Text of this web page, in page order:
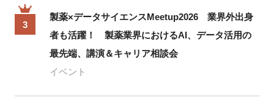
3
製薬×データサイエンスMeetup2026 業界外出身
者も活躍！ 製薬業界におけるAI、データ活用の
最先端、講演＆キャリア相談会
イベント